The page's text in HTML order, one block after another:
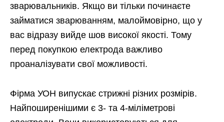
зварювальників. Якщо ви тільки починаєте
займатися зварюванням, малоймовірно, що у
вас відразу вийде шов високої якості. Тому
перед покупкою електрода важливо
проаналізувати свої можливості.
Фірма УОН випускає стрижні різних розмірів.
Найпоширенішими є 3- та 4-міліметрові